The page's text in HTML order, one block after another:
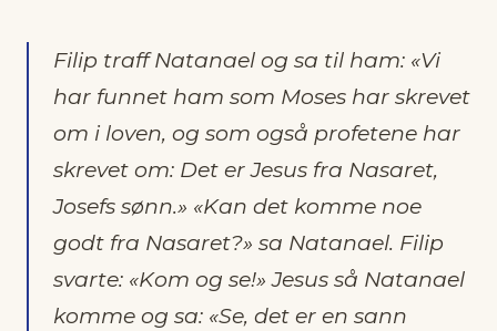
Filip traff Natanael og sa til ham: «Vi
har funnet ham som Moses har skrevet
om i loven, og som også profetene har
skrevet om: Det er Jesus fra Nasaret,
Josefs sønn.» «Kan det komme noe
godt fra Nasaret?» sa Natanael. Filip
svarte: «Kom og se!» Jesus så Natanael
komme og sa: «Se, det er en sann